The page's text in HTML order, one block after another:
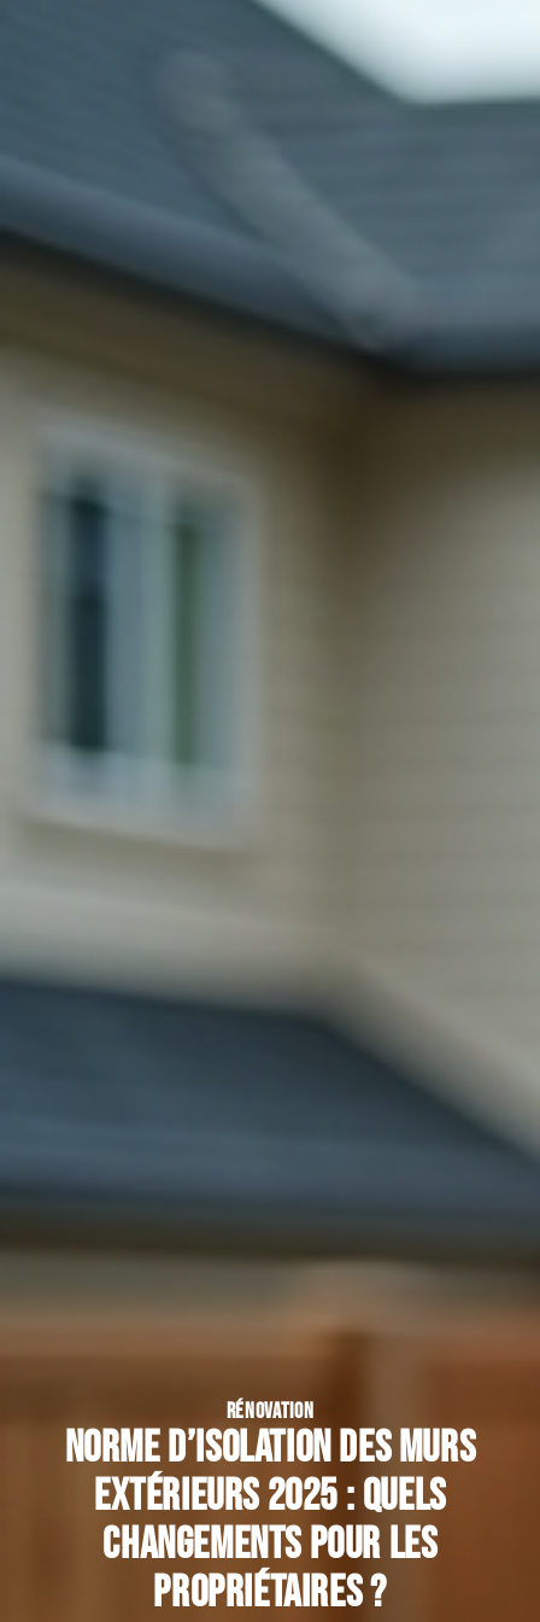
RÉNOVATION
Norme d’isolation des murs
extérieurs 2025 : quels
changements pour les
propriétaires ?